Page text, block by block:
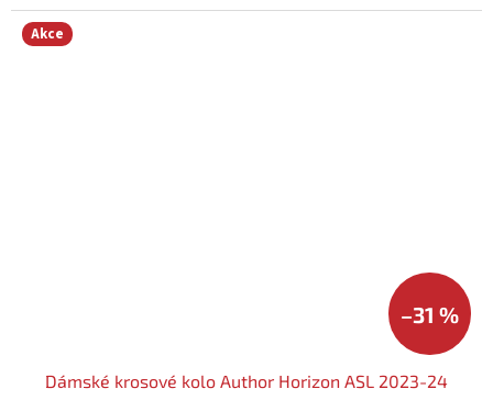
Akce
–31 %
Dámské krosové kolo Author Horizon ASL 2023-24